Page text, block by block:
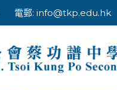
電郵: info@tkp.edu.hk